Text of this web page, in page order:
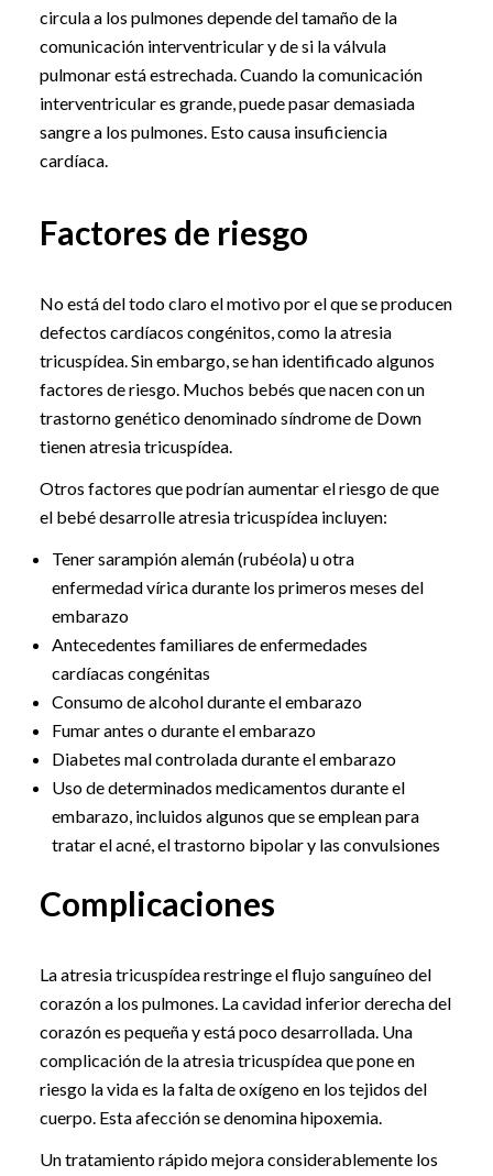
circula a los pulmones depende del tamaño de la
comunicación interventricular y de si la válvula
pulmonar está estrechada. Cuando la comunicación
interventricular es grande, puede pasar demasiada
sangre a los pulmones. Esto causa insuficiencia
cardíaca.
Factores de riesgo
No está del todo claro el motivo por el que se producen
defectos cardíacos congénitos, como la atresia
tricuspídea. Sin embargo, se han identificado algunos
factores de riesgo. Muchos bebés que nacen con un
trastorno genético denominado síndrome de Down
tienen atresia tricuspídea.
Otros factores que podrían aumentar el riesgo de que
el bebé desarrolle atresia tricuspídea incluyen:
Tener sarampión alemán (rubéola) u otra
enfermedad vírica durante los primeros meses del
embarazo
Antecedentes familiares de enfermedades
cardíacas congénitas
Consumo de alcohol durante el embarazo
Fumar antes o durante el embarazo
Diabetes mal controlada durante el embarazo
Uso de determinados medicamentos durante el
embarazo, incluidos algunos que se emplean para
tratar el acné, el trastorno bipolar y las convulsiones
Complicaciones
La atresia tricuspídea restringe el flujo sanguíneo del
corazón a los pulmones. La cavidad inferior derecha del
corazón es pequeña y está poco desarrollada. Una
complicación de la atresia tricuspídea que pone en
riesgo la vida es la falta de oxígeno en los tejidos del
cuerpo. Esta afección se denomina hipoxemia.
Un tratamiento rápido mejora considerablemente los